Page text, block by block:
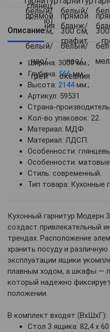
Описание
Ширина: 3000 мм.;
Глубина: 566мм.;
Высота: 2144мм.;
Артикул: 59531
Страна-
Кол-во упаковок: 22.
Материал: МДФ.
Материал: ЛДСП.
Особенности:
Особенности: матовые.
Стиль: современный.
Тип товара: Кухонные
Кухонный гарнитур Модерн
создаст привлекательный
трендах. Расположение
хранить посуду и
эксплуатации ящики
плавным ходом, а шкафы —
который надежно
положении.
В комплект входят (ВхШхГ):
Стол 3 ящика: 82,4 х 60